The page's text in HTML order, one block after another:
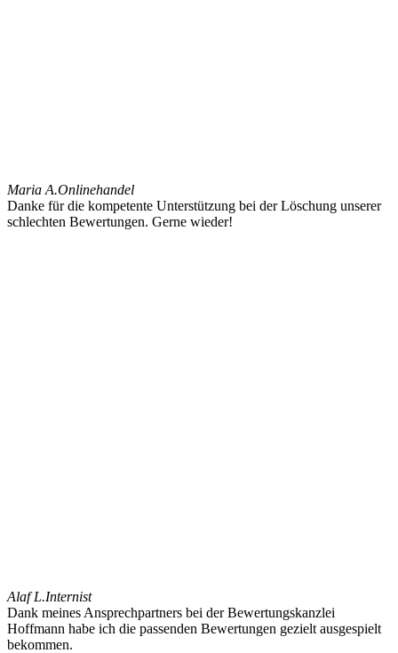
Maria A.Onlinehandel
Danke für die kompetente Unterstützung bei der Löschung unserer
schlechten Bewertungen. Gerne wieder!
Alaf L.Internist
Dank meines Ansprechpartners bei der Bewertungskanzlei
Hoffmann habe ich die passenden Bewertungen gezielt ausgespielt
bekommen.